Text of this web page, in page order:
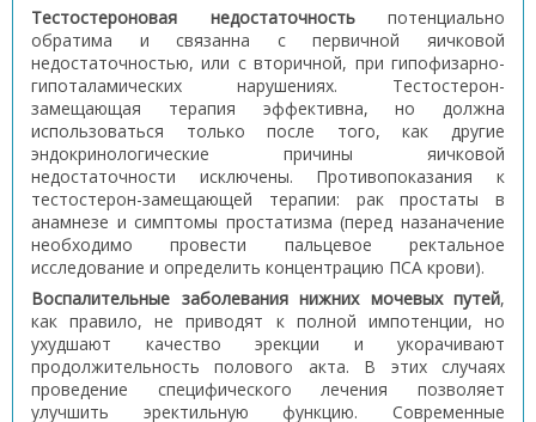
Тестостероновая недостаточностьпотенциально
обратима и связанна с первичной яичковой
недостаточностью, или с вторичной, при гипофизарно-
гипоталамических нарушениях. Тестостерон-
замещающая терапия эффективна, но должна
использоваться только после того, как другие
эндокринологические причины яичковой
недостаточности исключены. Противопоказания к
тестостерон-замещающей терапии: рак простаты в
анамнезе и симптомы простатизма (перед назаначение
необходимо провести пальцевое ректальное
исследование и определить концентрацию ПСА крови).
Воспалительные заболевания нижних мочевых путей,
как правило, не приводят к полной импотенции, но
ухудшают качество эрекции и укорачивают
продолжительность полового акта. В этих случаях
проведение специфического лечения позволяет
улучшить эректильную функцию. Современные